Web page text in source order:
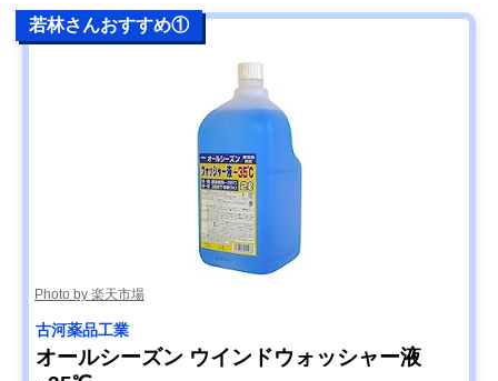
若林さんおすすめ①
Photo by 楽天市場
古河薬品工業
オールシーズン ウインドウォッシャー液